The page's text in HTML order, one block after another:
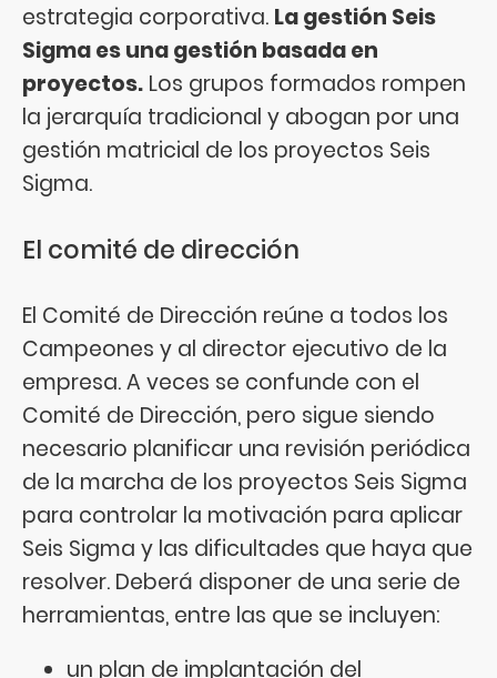
estrategia corporativa. La gestión Seis
Sigma es una gestión basada en
proyectos. Los grupos formados rompen
la jerarquía tradicional y abogan por una
gestión matricial de los proyectos Seis
Sigma.
El comité de dirección
El Comité de Dirección reúne a todos los
Campeones y al director ejecutivo de la
empresa. A veces se confunde con el
Comité de Dirección, pero sigue siendo
necesario planificar una revisión periódica
de la marcha de los proyectos Seis Sigma
para controlar la motivación para aplicar
Seis Sigma y las dificultades que haya que
resolver. Deberá disponer de una serie de
herramientas, entre las que se incluyen:
un plan de implantación del